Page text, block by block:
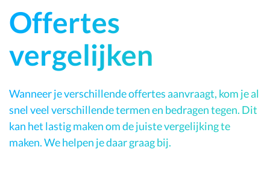
Offertes
vergelijken
Wanneer je verschillende offertes aanvraagt, kom je al
snel veel verschillende termen en bedragen tegen. Dit
kan het lastig maken om de juiste vergelijking te
maken. We helpen je daar graag bij.